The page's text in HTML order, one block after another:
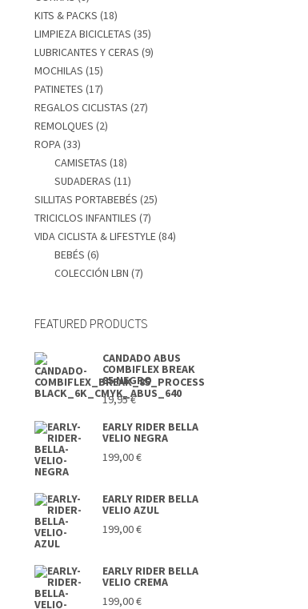
KITS & PACKS (18)
LIMPIEZA BICICLETAS (35)
LUBRICANTES Y CERAS (9)
MOCHILAS (15)
PATINETES (17)
REGALOS CICLISTAS (27)
REMOLQUES (2)
ROPA(33)
CAMISETAS (18)
SUDADERAS (11)
SILLITAS PORTABEBÉS (25)
TRICICLOS INFANTILES (7)
VIDA CICLISTA & LIFESTYLE(84)
BEBÉS (6)
COLECCIÓN LBN (7)
FEATURED PRODUCTS
CANDADO ABUS
COMBIFLEX BREAK
85 NEGRO
19,95€
EARLY RIDER BELLA
VELIO NEGRA
199,00€
EARLY RIDER BELLA
VELIO AZUL
199,00€
EARLY RIDER BELLA
VELIO CREMA
199,00€